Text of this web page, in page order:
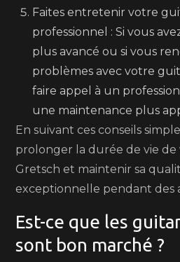
Faites entretenir votre
professionnel : Si vous
plus avancé ou si vous
problèmes avec votre
faire appel à un
une maintenance plus
En suivant ces conseils
prolonger la durée de vie
Gretsch et maintenir sa
exceptionnelle pendant des
Est-ce que les
sont bon marché ?